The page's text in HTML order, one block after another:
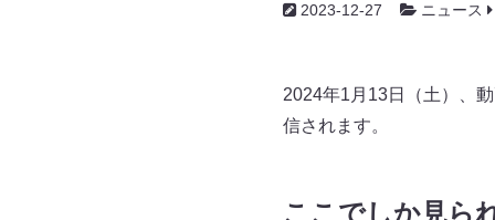
2023-12-27 ニュース
2024年1月13日（土）、
信されます。
ここでしか見ら